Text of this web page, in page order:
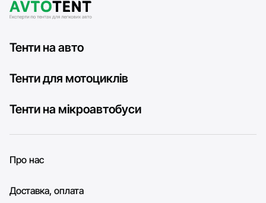
Тенти на авто
Тенти для мотоциклів
Тенти на мікроавтобуси
Про нас
Доставка, оплата